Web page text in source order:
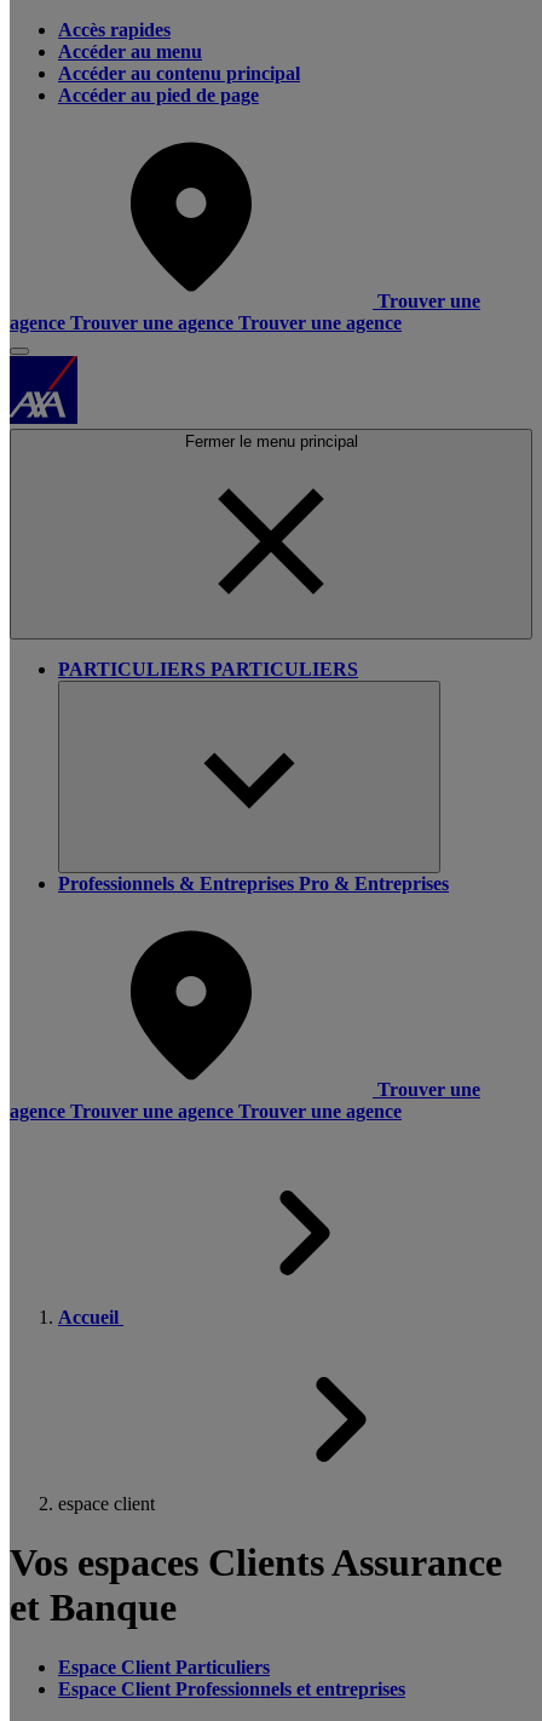
Accès rapides
Accéder au menu
Accéder au contenu principal
Accéder au pied de page
Trouver une
agence Trouver une agence Trouver une agence
Fermer le menu principal
PARTICULIERS PARTICULIERS
Professionnels & Entreprises Pro & Entreprises
Trouver une
agence Trouver une agence Trouver une agence
Accueil
espace client
Vos espaces Clients Assurance
et Banque
Espace Client Particuliers
Espace Client Professionnels et entreprises